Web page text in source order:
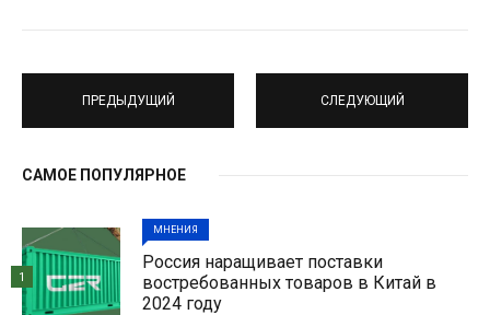
ПРЕДЫДУЩИЙ СЛЕДУЮЩИЙ
САМОЕ ПОПУЛЯРНОЕ
МНЕНИЯ
Россия наращивает поставки
востребованных товаров в Китай в
2024 году
1